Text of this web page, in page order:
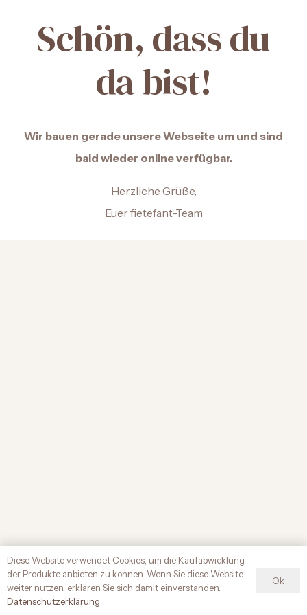
Schön, dass du
da bist!
Wir bauen gerade unsere Webseite um und sind
bald wieder online verfügbar.
Herzliche Grüße,
Euer fietefant-Team
Diese Website verwendet Cookies, um die Kaufabwicklung
der Produkte anbieten zu können. Wenn Sie diese Website
weiter nutzen, erklären Sie sich damit einverstanden.
Datenschutz­erklärung
Ok